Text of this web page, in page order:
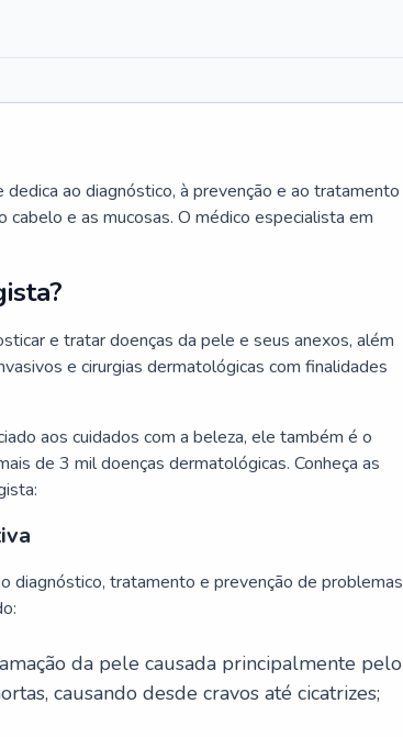
ao diagnóstico, à prevenção e ao tratamento
cabelo e as mucosas. O médico especialista em
e tratar doenças da pele e seus anexos, além
e cirurgias dermatológicas com finalidades
aos cuidados com a beleza, ele também é o
de 3 mil doenças dermatológicas. Conheça as
diagnóstico, tratamento e prevenção de problemas
da pele causada principalmente pelo
causando desde cravos até cicatrizes;